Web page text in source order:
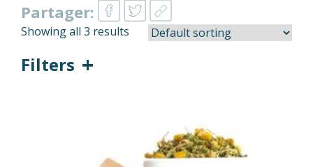
Partager:
Showing all 3 results
Filters